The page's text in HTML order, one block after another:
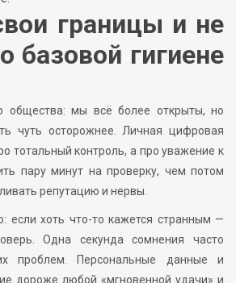
границы и не
базовой гигиене
общества: мы всё более открыты, но
чуть осторожнее. Личная цифровая
тотальный контроль, а про уважение к
пару минут на проверку, чем потом
репутацию и нервы.
если хоть что-то кажется странным —
Одна секунда сомнения часто
проблем. Персональные данные и
дороже любой «мгновенной удачи» и